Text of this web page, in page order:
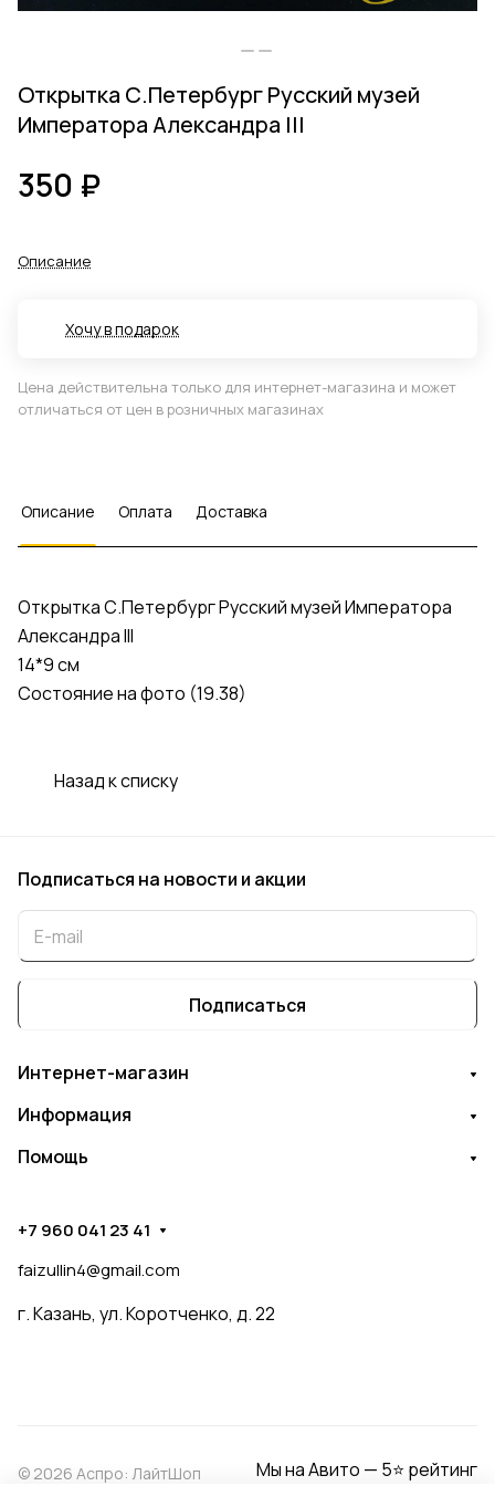
Открытка С.Петербург Русский музей
Императора Александра III
350 ₽
Описание
Хочу в подарок
Цена действительна только для интернет-магазина и может
отличаться от цен в розничных магазинах
Описание Оплата Доставка
Открытка С.Петербург Русский музей Императора
Александра III
14*9 см
Состояние на фото (19.38)
Назад к списку
Подписаться на новости и акции
Подписаться
Интернет-магазин
Информация
Помощь
+7 960 041 23 41
faizullin4@gmail.com
г. Казань, ул. Коротченко, д. 22
© 2026 Аспро: ЛайтШоп Мы на Авито — 5⭐ рейтинг